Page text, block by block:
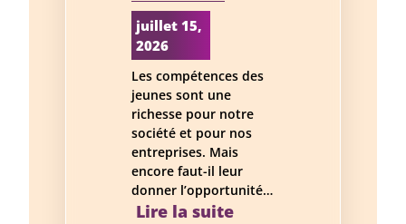
juillet 15,
2026
Les compétences des
jeunes sont une
richesse pour notre
société et pour nos
entreprises. Mais
encore faut-il leur
donner l’opportunité…
Lire la suite: